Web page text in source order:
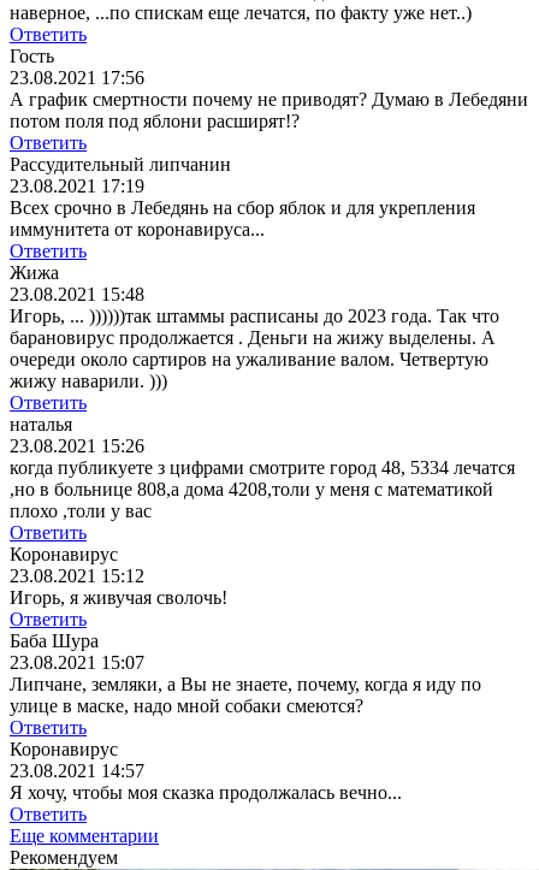
наверное, ...по спискам еще лечатся, по факту уже нет..)
Ответить
Гость
23.08.2021 17:56
А график смертности почему не приводят? Думаю в Лебедяни
потом поля под яблони расширят!?
Ответить
Рассудительный липчанин
23.08.2021 17:19
Всех срочно в Лебедянь на сбор яблок и для укрепления
иммунитета от коронавируса...
Ответить
Жижа
23.08.2021 15:48
Игорь, ... ))))))так штаммы расписаны до 2023 года. Так что
барановирус продолжается . Деньги на жижу выделены. А
очереди около сартиров на ужаливание валом. Четвертую
жижу наварили. )))
Ответить
наталья
23.08.2021 15:26
когда публикуете з цифрами смотрите город 48, 5334 лечатся
,но в больнице 808,а дома 4208,толи у меня с математикой
плохо ,толи у вас
Ответить
Коронавирус
23.08.2021 15:12
Игорь, я живучая сволочь!
Ответить
Баба Шура
23.08.2021 15:07
Липчане, земляки, а Вы не знаете, почему, когда я иду по
улице в маске, надо мной собаки смеются?
Ответить
Коронавирус
23.08.2021 14:57
Я хочу, чтобы моя сказка продолжалась вечно...
Ответить
Еще комментарии
Рекомендуем